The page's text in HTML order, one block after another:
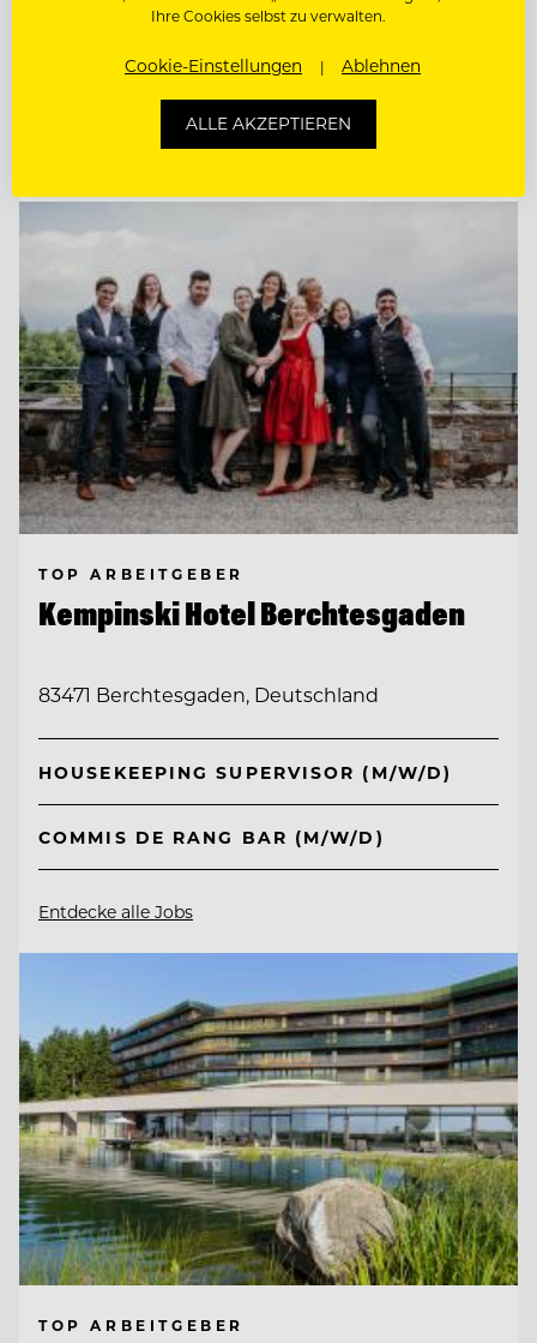
KÜCHENCHEF AMERICAN DINER (M/W/D)
TOP ARBEITGEBER
Kempinski Hotel Berchtesgaden
83471 Berchtesgaden, Deutschland
HOUSEKEEPING SUPERVISOR (M/W/D)
COMMIS DE RANG BAR (M/W/D)
Entdecke alle Jobs
TOP ARBEITGEBER
Ihre Cookies selbst zu verwalten.
Cookie-Einstellungen Ablehnen
ALLE AKZEPTIEREN